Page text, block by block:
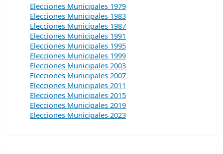
Elecciones Municipales 1979
Elecciones Municipales 1983
Elecciones Municipales 1987
Elecciones Municipales 1991
Elecciones Municipales 1995
Elecciones Municipales 1999
Elecciones Municipales 2003
Elecciones Municipales 2007
Elecciones Municipales 2011
Elecciones Municipales 2015
Elecciones Municipales 2019
Elecciones Municipales 2023